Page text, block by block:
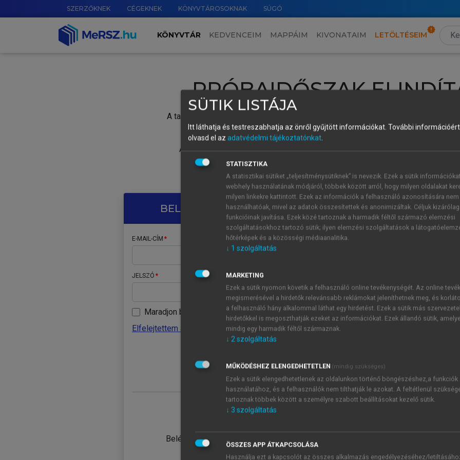
SZERZŐKNEK CÉGEKNEK KÖNYVTÁROSOKNAK SÚGÓ
KÖNYVTÁR KEDVENCEIM MAPPÁIM KIVONATAIM LETÖLTÉSEIM
PRÓBAIDŐSZAK
A tartalom megtekintéséhez lépj be a saját fiókoddal, iskolai azonosítóddal vagy
Új felhasználóként1 óra díjmentes hozzáférésrevagy
A próbaidőszak elindításához,
vagy hozz
A regisztráció után a
BELÉPÉS SAJÁT FIÓKKAL
E-MAIL-CÍM
JELSZÓ
Maradjon belépve
Elfelejtettem a jelszavamat
Belépés intézményi azonosítóval
ÚJ FIÓK
1 óra
JELSZÓ
Kérek értesítést a MeRSZ
Kérek értesítést az
SÜTIK LISTÁJA
Itt láthatja és testreszabhatja az önről gyűjtött információkat. További
olvasd el az adatvédelmi tájékoztatónkat.
STATISZTIKA
A statisztikai sütiket „teljesítménysütiknek” is nevezik. Ezek a sütik
webhely használatának módjáról, többek között arról, hogy milyen oldalakat
milyen linkekre kattintott. Ezek az információk a felhasználó azonosítására nem
használhatóak, mivel az adatok összesítettek és anonimizáltak. Céljuk
funkcióinak javítása. Ezek közé tartoznak a harmadik féltől származó elemzési
szolgáltatásokhoz tartozó sütik; ilyen elemzési szolgáltatások a
hőtérképek és a közösségi médiaanalitika.
↓ 1 szolgáltatás
MARKETING
Ezek a sütik nyomon követik a felhasználó online tevékenységét. Az online
megismerésével a hirdetők relevánsabb reklámokat jeleníthetnek meg, és
a felhasználó hány alkalommal láthat egy hirdetést. Ezek a sütik más
hirdetőkkel is megoszthatják ezeket az információkat. Ezek állandó sütik,
mindig egy harmadik féltől származnak.
↓ 2szolgáltatás
MŰKÖDÉSHEZ ELENGEDHETETLEN (mindig szükséges)
Ezek a sütik elengedhetetlenek az oldalunkon történő böngészéshez,a funkciók
használatához, és a felhasználók nem tilthatják le azokat. A feltétlenül
tartoznak többek között a személyre szabott beállításokat kezelő sütik.
↓ 3 szolgáltatás
ÖSSZES APP ÁTKAPCSOLÁSA
Használja ezt a kapcsolót az összes alkalmazás engedélyezéséhez/